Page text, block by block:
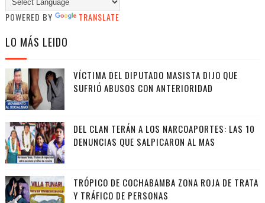
POWERED BY TRANSLATE
LO MÁS LEIDO
VÍCTIMA DEL DIPUTADO MASISTA DIJO QUE
SUFRIÓ ABUSOS CON ANTERIORIDAD
DEL CLAN TERÁN A LOS NARCOAPORTES: LAS 10
DENUNCIAS QUE SALPICARON AL MAS
TRÓPICO DE COCHABAMBA ZONA ROJA DE TRATA
Y TRÁFICO DE PERSONAS